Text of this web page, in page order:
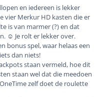
en iedereen is lekker
vier Merkur HD kasten die er
is van marmer (?) en dat
☺️ Je rolt er lekker over.
bonus spel, waar helaas een
dan niets!
staan vermeld, hoe dit
staan wel dat die meedoen
zelf doet de roulette